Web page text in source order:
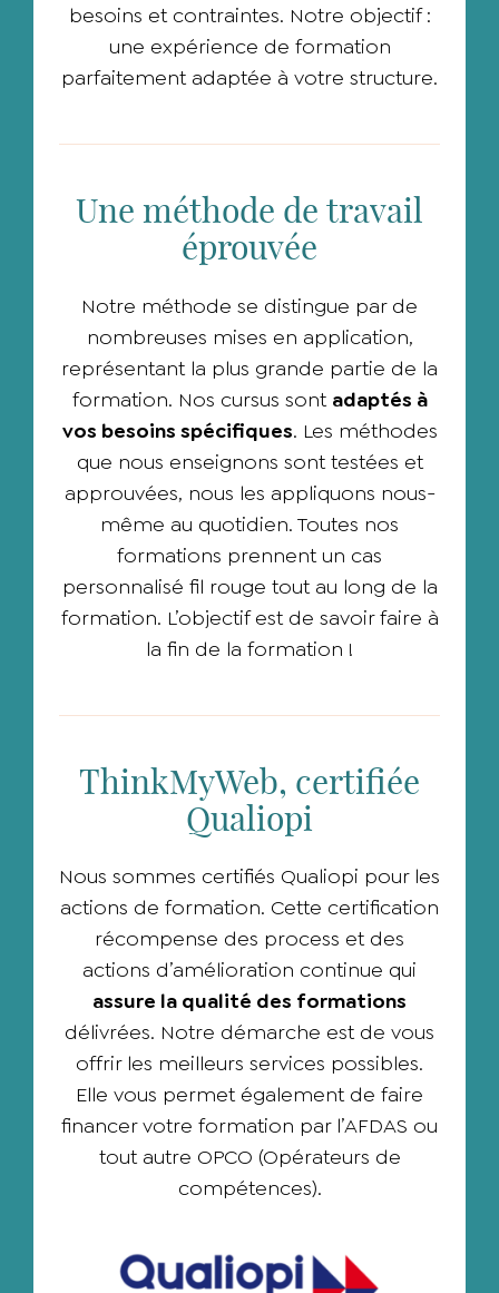
besoins et contraintes. Notre objectif :
une expérience de formation
parfaitement adaptée à votre structure.
Une méthode de travail
éprouvée
Notre méthode se distingue par de
nombreuses mises en application,
représentant la plus grande partie de la
formation. Nos cursus sont adaptés à
vos besoins spécifiques. Les méthodes
que nous enseignons sont testées et
approuvées, nous les appliquons nous-
même au quotidien. Toutes nos
formations prennent un cas
personnalisé fil rouge tout au long de la
formation. L’objectif est de savoir faire à
la fin de la formation !
ThinkMyWeb, certifiée
Qualiopi
Nous sommes certifiés Qualiopi pour les
actions de formation. Cette certification
récompense des process et des
actions d’amélioration continue qui
assure la qualité des formations
délivrées. Notre démarche est de vous
offrir les meilleurs services possibles.
Elle vous permet également de faire
financer votre formation par l’AFDAS ou
tout autre OPCO (Opérateurs de
compétences).